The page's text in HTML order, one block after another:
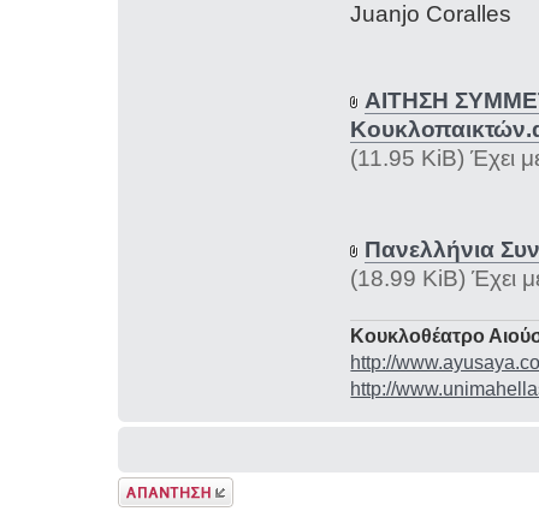
Juanjo Coralles
ΑΙΤΗΣΗ
(11.95 KiB) Έχει
Πανελλήνια
(18.99 KiB) Έχει
Κουκλοθέατρο
http://
http://
Δημιουργία
απάντησης